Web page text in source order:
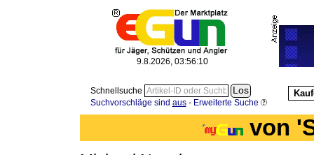
9.8.2026, 03:56:10
Schnellsuche
Suchvorschläge sind aus- Erweiterte Suche
von